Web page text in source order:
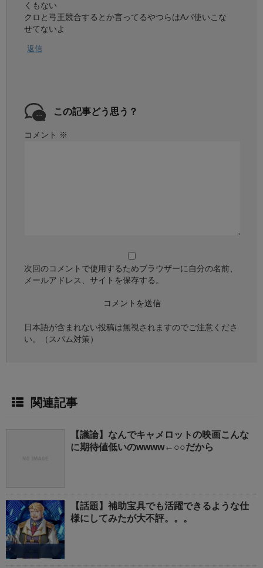
くもない
クロと弓王競合するとか言ってるやつらはAパ使いこな
せてないよ
返信
この記事どう思う？
コメント ※
次回のコメントで使用するためブラウザーに自分の名前、
メールアドレス、サイトを保存する。
日本語が含まれない投稿は無視されますのでご注意くださ
い。（スパム対策）
関連記事
【議論】なんでキャメロットの映画こんな
に期待値低いのwwww←○○だから
【話題】補助宝具でも活躍できるような仕
様にしてみたが大不評。。。